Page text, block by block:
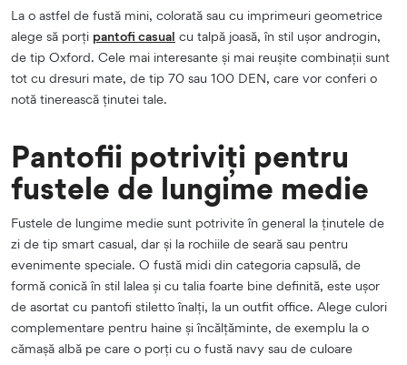
La o astfel de fustă mini, colorată sau cu imprimeuri geometrice
alege să porți pantofi casual cu talpă joasă, în stil ușor androgin,
de tip Oxford. Cele mai interesante și mai reușite combinații sunt
tot cu dresuri mate, de tip 70 sau 100 DEN, care vor conferi o
notă tinerească ținutei tale.
Pantofii potriviți pentru
fustele de lungime medie
Fustele de lungime medie sunt potrivite în general la ținutele de
zi de tip smart casual, dar și la rochiile de seară sau pentru
evenimente speciale. O fustă midi din categoria capsulă, de
formă conică în stil lalea și cu talia foarte bine definită, este ușor
de asortat cu pantofi stiletto înalți, la un outfit office. Alege culori
complementare pentru haine și încălțăminte, de exemplu la o
cămașă albă pe care o porți cu o fustă navy sau de culoare